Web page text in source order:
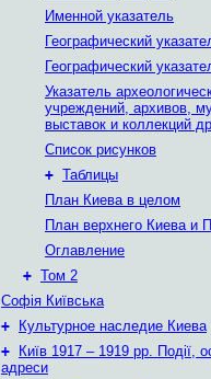
Именной указатель
Географический
Географический
Указатель
учреждений, архивов,
выставок и коллекций
Список рисунков
+ Таблицы
План Киева в целом
План верхнего Киева и
Оглавление
+ Том 2
Софія Київська
+
Культурное наследие Киева
+
Київ 1917 – 1919 рр. Події,
адреси